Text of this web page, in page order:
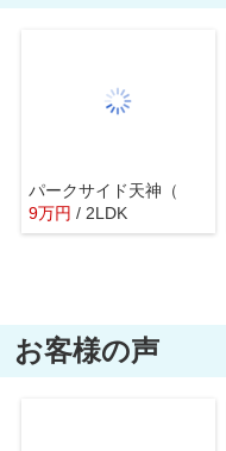
パークサイド天神（
9万円 / 2LDK
お客様の声